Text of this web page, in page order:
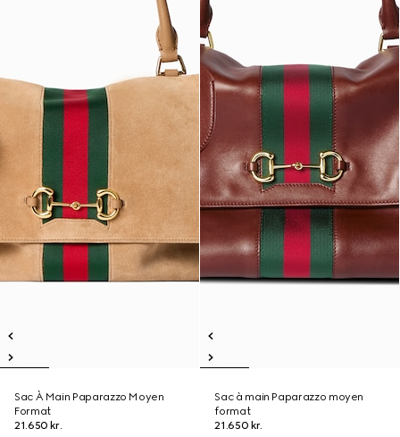
Sac À Main Paparazzo Moyen
Format
21.650 kr.
Sac à main Paparazzo moyen
format
21.650 kr.